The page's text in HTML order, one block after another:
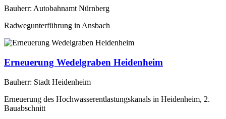
Bauherr: Autobahnamt Nürnberg
Radwegunterführung in Ansbach
Erneuerung Wedelgraben Heidenheim
Bauherr: Stadt Heidenheim
Erneuerung des Hochwasserentlastungskanals in Heidenheim, 2.
Bauabschnitt